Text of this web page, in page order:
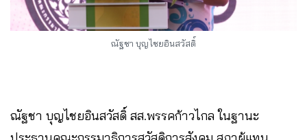
ณัฐชา บุญไชยอินสวัสดิ์
ณัฐชา บุญไชยอินสวัสดิ์ สส.พรรคก้าวไกล ในฐานะ